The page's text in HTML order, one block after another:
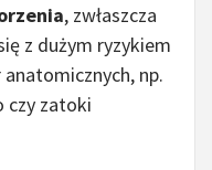
, zwłaszcza
z dużym ryzykiem
np.
czy zatoki